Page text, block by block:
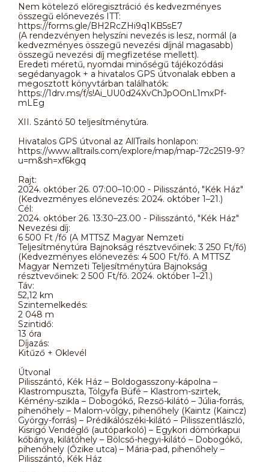
Nem kötelező előregisztráció és kedvezményes
összegű előnevezés ITT:
https://forms.gle/BH2RcZHi9q1KB5sE7
(A rendezvényen helyszíni nevezés is lesz, normál (a
kedvezményes összegű nevezési díjnál magasabb)
összegű nevezési díj megfizetése mellett).
Eredeti méretű, nyomdai minőségű tájékozódási
segédanyagok + a hivatalos GPS útvonalak ebben a
megosztott könyvtárban találhatók:
https://1drv.ms/f/s!Ai_UU0d24XvChJpOOnL1mxPf-
mLEg
XII. Szántó 50 teljesítménytúra.
Hivatalos GPS útvonal az AllTrails honlapon:
https://www.alltrails.com/explore/map/map-72c2519-9?
u=m&sh=xf6kgq
Rajt:
2024. október 26. 07:00–10:00 - Pilisszántó, "Kék Ház"
(Kedvezményes előnevezés: 2024. október 1–21.)
Cél:
2024. október 26. 13:30–23.00 - Pilisszántó, "Kék Ház"
Nevezési díj:
6 500 Ft /fő (A MTTSZ Magyar Nemzeti
Teljesítménytúra Bajnokság résztvevőinek: 3 250 Ft/fő)
(Kedvezményes előnevezés: 4 500 Ft/fő. A MTTSZ
Magyar Nemzeti Teljesítménytúra Bajnokság
résztvevőinek: 2 500 Ft/fő. 2024. október 1–21.)
Táv:
52,12 km
Szintemelkedés:
2 048 m
Szintidő:
13 óra
Díjazás:
Kitűző + Oklevél
Útvonal
Pilisszántó, Kék Ház – Boldogasszony-kápolna –
Klastrompuszta, Tölgyfa Büfé – Klastrom-szirtek,
Kémény-szikla – Dobogókő, Rezső-kilátó – Júlia-forrás,
pihenőhely – Malom-völgy, pihenőhely (Kaintz (Kaincz)
György-forrás) – Prédikálószéki-kilátó – Pilisszentlászló,
Kisrigó Vendéglő (autóparkoló) – Egykori dömörkapui
kőbánya, kilátóhely – Bölcső-hegyi-kilátó – Dobogókő,
pihenőhely (Őzike utca) – Mária-pad, pihenőhely –
Pilisszántó, Kék Ház